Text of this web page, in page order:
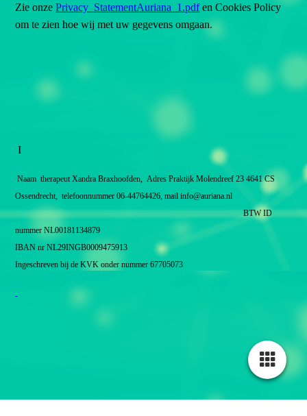
Zie onzePrivacy_StatementAuriana_1.pdfen Cookies Policy
om te zien hoe wij met uw gegevens omgaan.
I
Naam therapeut Xandra Braxhoofden, Adres Praktijk Molendreef 23 4641 CS
Ossendrecht, telefoonnummer 06-44764426, mail info@auriana.nl
BTW ID
nummer NL00181134879
IBAN nr NL29INGB0009475913
Ingeschreven bij de KVK onder nummer 67705073